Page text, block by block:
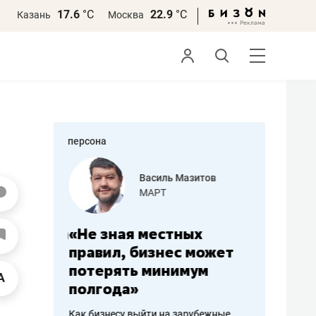
Казань 17.6 °С Москва 22.9 °С
персона
работа
Василь Мазитов
МАРТ
«Не зная местных
правил, бизнес может
потерять минимум
полгода»